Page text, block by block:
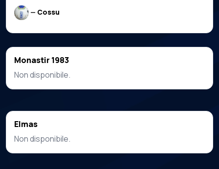
— Cossu
Monastir 1983
Non disponibile.
Elmas
Non disponibile.